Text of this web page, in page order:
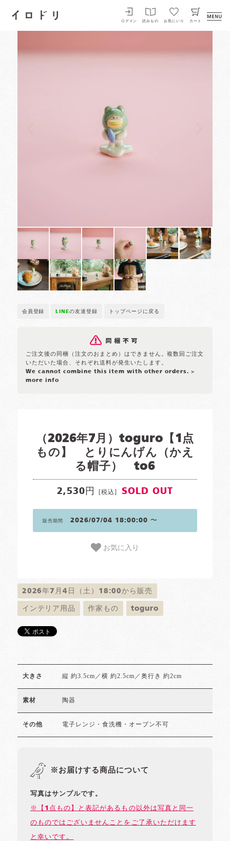
イロドリ
ログイン 読みもの お気にいり カート
会員登録 LINEの友達登録 トップページに戻る
ご注文後の同梱（注文のおまとめ）はできません。複数回ご注文
いただいた場合、それぞれ送料が発生いたします。
We cannot combine this item with other orders. >
more info
（2026年7月）toguro【1点
もの】 とりにんげん（かえ
る帽子） to6
2,530円 [税込] SOLD OUT
販売期間 2026/07/04 18:00:00 〜
お気に入り
2026年7月4日（土）18:00から販売
インテリア用品 作家もの toguro
大きさ 縦 約3.5cm／横 約2.5cm／奥行き 約2cm
素材 陶器
その他 電子レンジ・食洗機・オーブン不可
※お届けする商品について
写真はサンプルです。
※【1点もの】と表記があるもの以外は写真と同一
のものではございませんことをご了承いただけます
と幸いです。